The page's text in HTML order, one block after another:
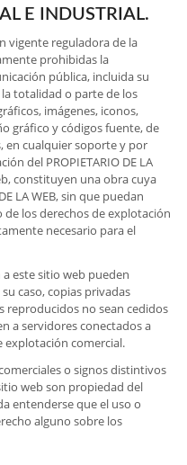
E INDUSTRIAL.
vigente reguladora de la
prohibidas la
pública, incluida su
totalidad o parte de los
imágenes, iconos,
gráfico y códigos fuente, de
en cualquier soporte y por
del PROPIETARIO DE LA
constituyen una obra cuya
LA WEB, sin que puedan
los derechos de explotación
necesario para el
este sitio web pueden
caso, copias privadas
reproducidos no sean cedidos
a servidores conectados a
explotación comercial.
o signos distintivos
web son propiedad del
entenderse que el uso o
alguno sobre los